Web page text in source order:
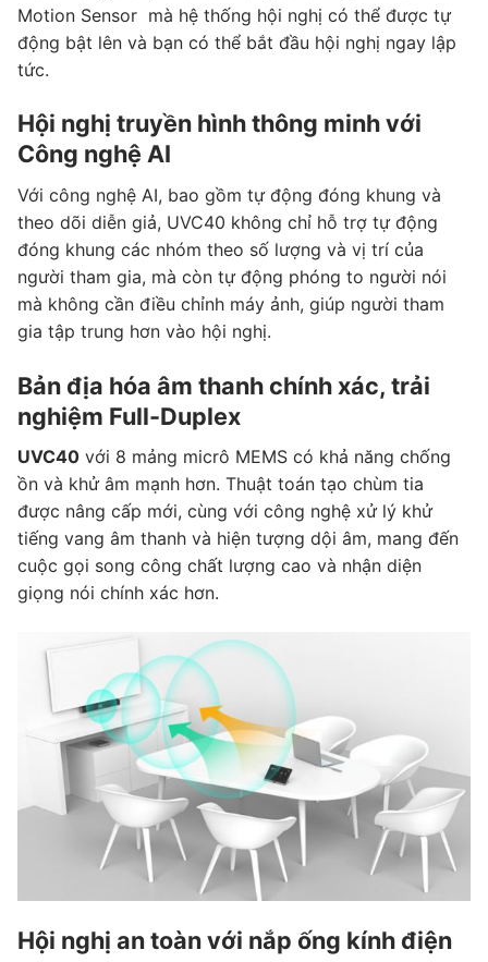
Motion Sensor mà hệ thống hội nghị có thể được tự
động bật lên và bạn có thể bắt đầu hội nghị ngay lập
tức.
Hội nghị truyền hình thông minh với
Công nghệ AI
Với công nghệ AI, bao gồm tự động đóng khung và
theo dõi diễn giả, UVC40 không chỉ hỗ trợ tự động
đóng khung các nhóm theo số lượng và vị trí của
người tham gia, mà còn tự động phóng to người nói
mà không cần điều chỉnh máy ảnh, giúp người tham
gia tập trung hơn vào hội nghị.
Bản địa hóa âm thanh chính xác, trải
nghiệm Full-Duplex
UVC40 với 8 mảng micrô MEMS có khả năng chống
ồn và khử âm mạnh hơn. Thuật toán tạo chùm tia
được nâng cấp mới, cùng với công nghệ xử lý khử
tiếng vang âm thanh và hiện tượng dội âm, mang đến
cuộc gọi song công chất lượng cao và nhận diện
giọng nói chính xác hơn.
Hội nghị an toàn với nắp ống kính điện